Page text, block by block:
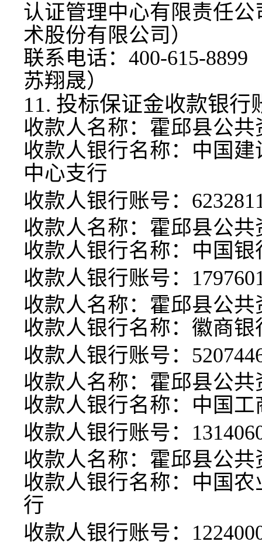
认证管理中心有限责任
术股份有限公司）
联系电话： 400-615-8899
苏翔晟）
11. 投标保证金收款银行
收款人名称：霍邱县公
收款人银行名称：中国
中心支行
收款人银行账号：
收款人名称：霍邱县公
收款人银行名称：中国
收款人银行账号：
收款人名称：霍邱县公
收款人银行名称：徽商
收款人银行账号：
收款人名称：霍邱县公
收款人银行名称：中国
收款人银行账号：
收款人名称：霍邱县公
收款人银行名称：中国
行
收款人银行账号：